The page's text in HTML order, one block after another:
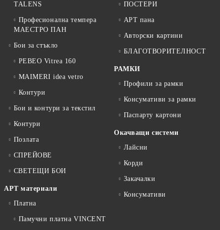
TALENS
Професионална темпера
МАЕСТРО ПАН
Бои за стъкло
PEBEO Vitrea 160
MAIMERI idea vetro
Контури
Бои и контури за текстил
Контури
Позлата
СПРЕЙОВЕ
СВЕТЕЩИ БОИ
АРТ материали
Платна
Памучни платна VINCENT
ПОСТЕРИ
АРТ пана
Авторски картини
БЛАГОТВОРИТЕЛНОСТ
РАМКИ
Профили за рамки
Консумативи за рамки
Паспарту картони
Окачващи системи
Лайсни
Корди
Закачалки
Консумативи